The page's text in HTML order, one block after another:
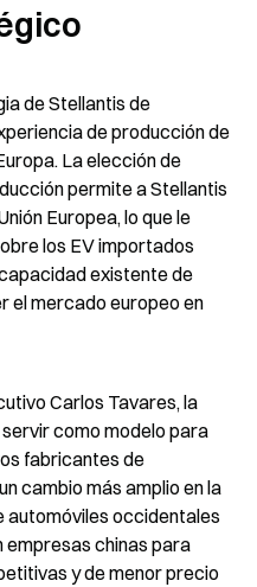
de Stellantis de
de producción de
La elección de
permite a Stellantis
Europea, lo que le
los EV importados
existente de
el mercado europeo en
Carlos Tavares, la
como modelo para
fabricantes de
cambio más amplio en la
automóviles occidentales
chinas para
y de menor precio